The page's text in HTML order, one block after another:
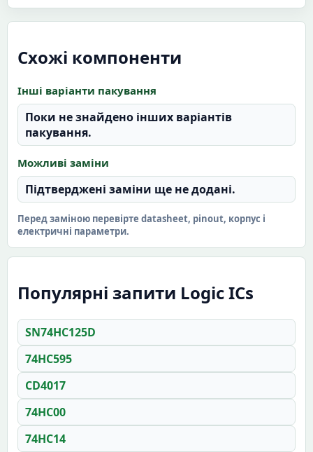
Схожі компоненти
Інші варіанти пакування
Поки не знайдено інших варіантів
пакування.
Можливі заміни
Підтверджені заміни ще не додані.
Перед заміною перевірте datasheet, pinout, корпус і
електричні параметри.
Популярні запити Logic ICs
SN74HC125D
74HC595
CD4017
74HC00
74HC14